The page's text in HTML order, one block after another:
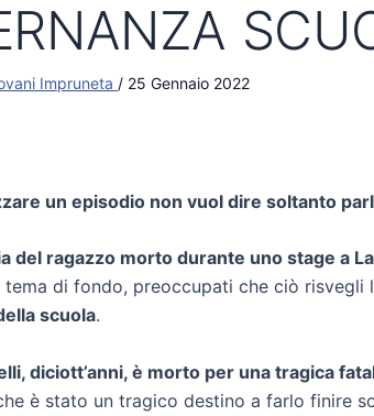
Impruneta / 25 Gennaio 2022
un episodio non vuol dire soltanto
del ragazzo morto durante uno stage a
di fondo, preoccupati che ciò
scuola.
diciott’anni, è morto per una tragica
è stato un tragico destino a farlo finire